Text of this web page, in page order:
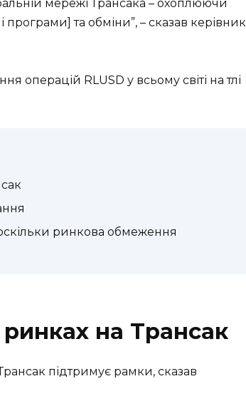
мережі Трансака – охоплюючи
та обміни”, – сказав керівник
операцій RLUSD у всьому світі на тлі
ринкова обмеження
на Трансак
підтримує рамки, сказав